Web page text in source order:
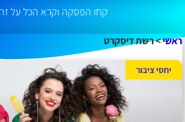
קחו הפסקה וקרא הכל על זה
ראשי>רשת דיסקרט
יחסי ציבור